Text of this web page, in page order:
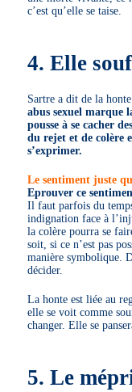
c’est qu’elle se taise.
4. Elle
Sartre a dit de la
abus sexuel marque
pousse à se cacher
du rejet et de colère
s’exprimer.
Le sentiment juste
Eprouver ce
Il faut parfois du
indignation face à
la colère pourra se
soit, si ce n’est pas
manière symbolique.
décider.
La honte est liée au
elle se voit comme
changer. Elle se
5. Le